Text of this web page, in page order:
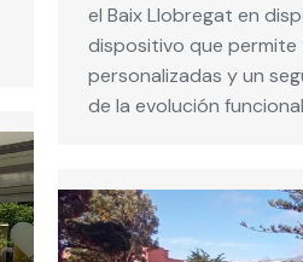
el Baix Llobregat en
dispositivo que permite
personalizadas y un
de la evolución